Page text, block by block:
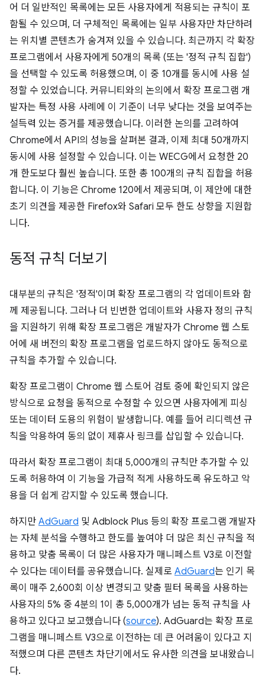
어 더 일반적인 목록에는 모든 사용자에게 적용되는 규칙이 포
함될 수 있으며, 더 구체적인 목록에는 일부 사용자만 차단하려
는 위치별 콘텐츠가 숨겨져 있을 수 있습니다. 최근까지 각 확장
프로그램에서 사용자에게 50개의 목록 (또는 '정적 규칙 집합')
을 선택할 수 있도록 허용했으며, 이 중 10개를 동시에 사용 설
정할 수 있었습니다. 커뮤니티와의 논의에서 확장 프로그램 개
발자는 특정 사용 사례에 이 기준이 너무 낮다는 것을 보여주는
설득력 있는 증거를 제공했습니다. 이러한 논의를 고려하여
Chrome에서 API의 성능을 살펴본 결과, 이제 최대 50개까지
동시에 사용 설정할 수 있습니다. 이는 WECG에서 요청한 20
개 한도보다 훨씬 높습니다. 또한 총 100개의 규칙 집합을 허용
합니다. 이 기능은 Chrome 120에서 제공되며, 이 제안에 대한
초기 의견을 제공한 Firefox와 Safari 모두 한도 상향을 지원합
니다.
동적 규칙 더보기
대부분의 규칙은 '정적'이며 확장 프로그램의 각 업데이트와 함
께 제공됩니다. 그러나 더 빈번한 업데이트와 사용자 정의 규칙
을 지원하기 위해 확장 프로그램은 개발자가 Chrome 웹 스토
어에 새 버전의 확장 프로그램을 업로드하지 않아도 동적으로
규칙을 추가할 수 있습니다.
확장 프로그램이 Chrome 웹 스토어 검토 중에 확인되지 않은
방식으로 요청을 동적으로 수정할 수 있으면 사용자에게 피싱
또는 데이터 도용의 위험이 발생합니다. 예를 들어 리디렉션 규
칙을 악용하여 동의 없이 제휴사 링크를 삽입할 수 있습니다.
따라서 확장 프로그램이 최대 5,000개의 규칙만 추가할 수 있
도록 허용하여 이 기능을 가급적 적게 사용하도록 유도하고 악
용을 더 쉽게 감지할 수 있도록 했습니다.
하지만 AdGuard 및 Adblock Plus 등의 확장 프로그램 개발자
는 자체 분석을 수행하고 한도를 높여야 더 많은 최신 규칙을 적
용하고 맞춤 목록이 더 많은 사용자가 매니페스트 V3로 이전할
수 있다는 데이터를 공유했습니다. 실제로 AdGuard는 인기 목
록이 매주 2,600회 이상 변경되고 맞춤 필터 목록을 사용하는
사용자의 5% 중 4분의 1이 총 5,000개가 넘는 동적 규칙을 사
용하고 있다고 보고했습니다 (source). AdGuard는 확장 프로
그램을 매니페스트 V3으로 이전하는 데 큰 어려움이 있다고 지
적했으며 다른 콘텐츠 차단기에서도 유사한 의견을 보내왔습니
다.